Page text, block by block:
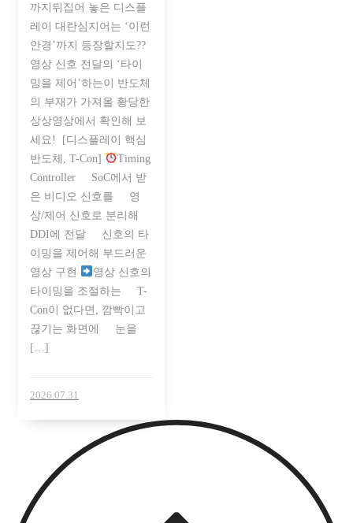
까지뒤집어 놓은 디스플
레이 대란심지어는 ‘이런
안경’까지 등장할지도??
영상 신호 전달의 ‘타이
밍을 제어’하는이 반도체
의 부재가 가져올 황당한
상상영상에서 확인해 보
세요! [디스플레이 핵심
반도체, T-Con]
Timing
Controller⠀⠀SoC에서 받
은 비디오 신호를 영
상/제어 신호로 분리해
DDI에 전달⠀⠀신호의 타
이밍을 제어해 부드러운
영상 구현
영상 신호의
타이밍을 조절하는⠀⠀T-
Con이 없다면, 깜빡이고
끊기는 화면에⠀⠀눈을
[…]
2026.07.31